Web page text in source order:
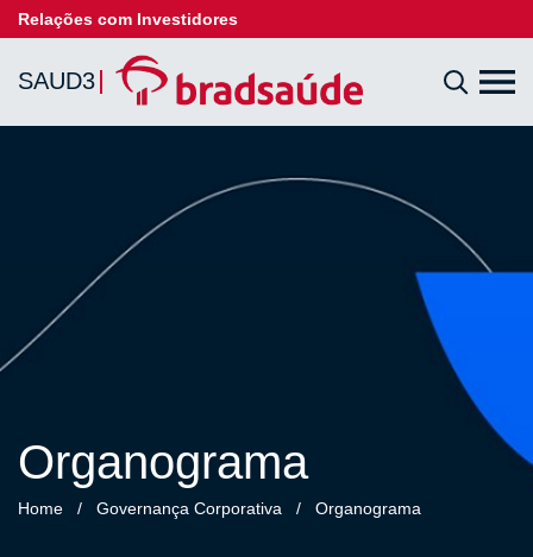
Relações com Investidores
SAUD3
Organograma
Home / Governança Corporativa / Organograma